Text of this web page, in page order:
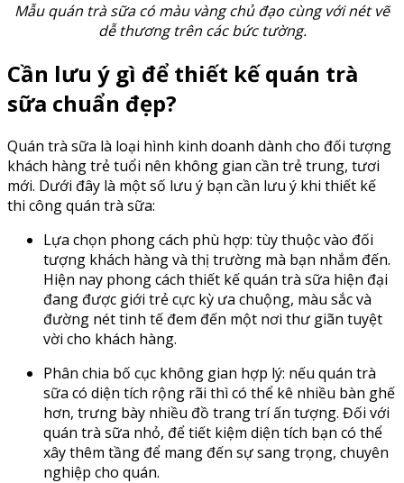
Mẫu quán trà sữa có màu vàng chủ đạo cùng với nét vẽ
dễ thương trên các bức tường.
Cần lưu ý gì để thiết kế quán trà
sữa chuẩn đẹp?
Quán trà sữa là loại hình kinh doanh dành cho đối tượng
khách hàng trẻ tuổi nên không gian cần trẻ trung, tươi
mới. Dưới đây là một số lưu ý bạn cần lưu ý khi thiết kế
thi công quán trà sữa:
Lựa chọn phong cách phù hợp: tùy thuộc vào đối
tượng khách hàng và thị trường mà bạn nhắm đến.
Hiện nay phong cách thiết kế quán trà sữa hiện đại
đang được giới trẻ cực kỳ ưa chuộng, màu sắc và
đường nét tinh tế đem đến một nơi thư giãn tuyệt
vời cho khách hàng.
Phân chia bố cục không gian hợp lý: nếu quán trà
sữa có diện tích rộng rãi thì có thể kê nhiều bàn ghế
hơn, trưng bày nhiều đồ trang trí ấn tượng. Đối với
quán trà sữa nhỏ, để tiết kiệm diện tích bạn có thể
xây thêm tầng để mang đến sự sang trọng, chuyên
nghiệp cho quán.